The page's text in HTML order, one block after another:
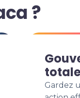
?
Gardez